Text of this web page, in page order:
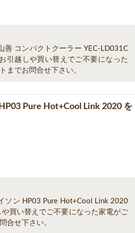
善 コンパクトクーラー YEC-LD031C
引越しや買い替えでご不要になった
までお問合せ下さい。
Pure Hot+Cool Link 2020 を
ソン HP03 Pure Hot+Cool Link 2020
買い替えでご不要になった家電がご
合せ下さい。